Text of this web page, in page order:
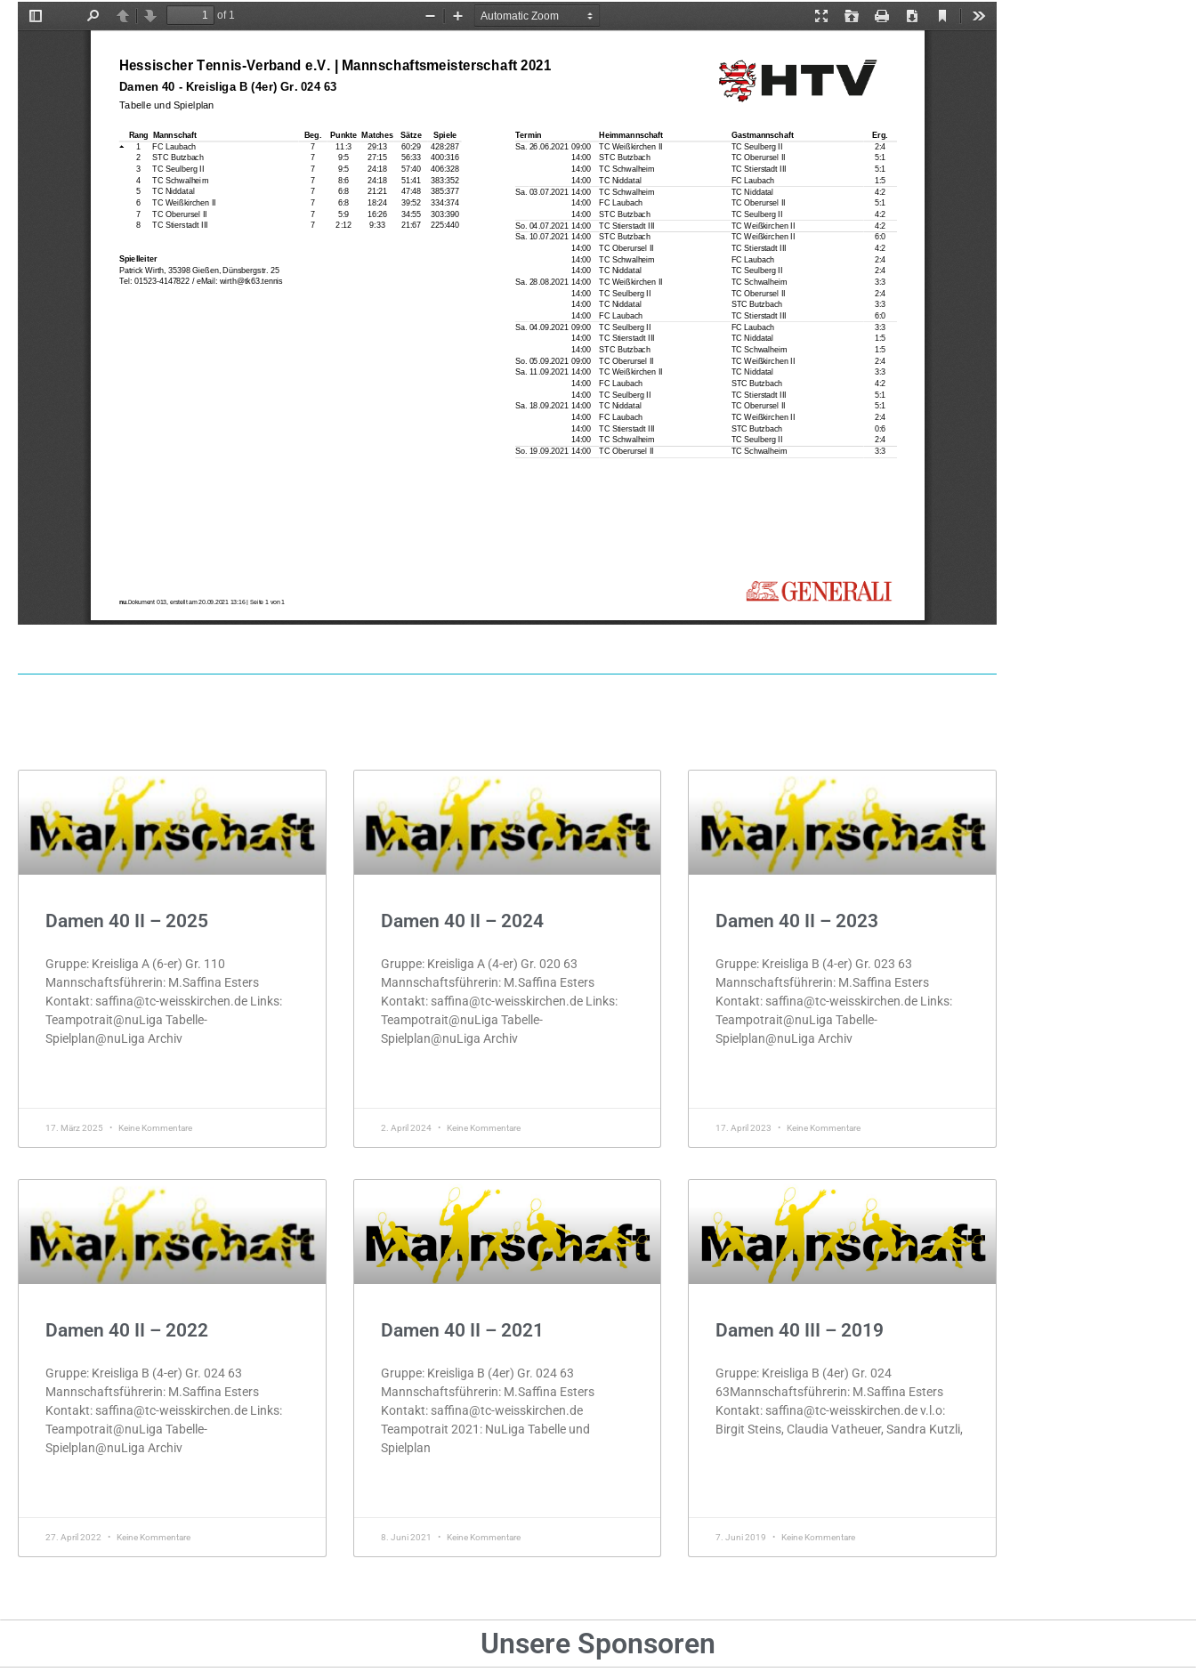
Damen 40 II – 2025
Gruppe: Kreisliga A (6-er) Gr. 110
Mannschaftsführerin: M.Saffina Esters
Kontakt: saffina@tc-weisskirchen.de Links:
Teampotrait@nuLiga Tabelle-
Spielplan@nuLiga Archiv
17. März 2025 Keine Kommentare
Damen 40 II – 2024
Gruppe: Kreisliga A (4-er) Gr. 020 63
Mannschaftsführerin: M.Saffina Esters
Kontakt: saffina@tc-weisskirchen.de Links:
Teampotrait@nuLiga Tabelle-
Spielplan@nuLiga Archiv
2. April 2024 Keine Kommentare
Damen 40 II – 2023
Gruppe: Kreisliga B (4-er) Gr. 023 63
Mannschaftsführerin: M.Saffina Esters
Kontakt: saffina@tc-weisskirchen.de Links:
Teampotrait@nuLiga Tabelle-
Spielplan@nuLiga Archiv
17. April 2023 Keine Kommentare
Damen 40 II – 2022
Gruppe: Kreisliga B (4-er) Gr. 024 63
Mannschaftsführerin: M.Saffina Esters
Kontakt: saffina@tc-weisskirchen.de Links:
Teampotrait@nuLiga Tabelle-
Spielplan@nuLiga Archiv
27. April 2022 Keine Kommentare
Damen 40 II – 2021
Gruppe: Kreisliga B (4er) Gr. 024 63
Mannschaftsführerin: M.Saffina Esters
Kontakt: saffina@tc-weisskirchen.de
Teampotrait 2021: NuLiga Tabelle und
Spielplan
8. Juni 2021 Keine Kommentare
Damen 40 III – 2019
Gruppe: Kreisliga B (4er) Gr. 024
63Mannschaftsführerin: M.Saffina Esters
Kontakt: saffina@tc-weisskirchen.de v.l.o:
Birgit Steins, Claudia Vatheuer, Sandra Kutzli,
7. Juni 2019 Keine Kommentare
Unsere Sponsoren